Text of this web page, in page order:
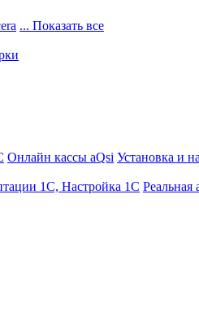
... Показать все
Онлайн кассы aQsi Установка и
1С, Настройка 1С Реальная